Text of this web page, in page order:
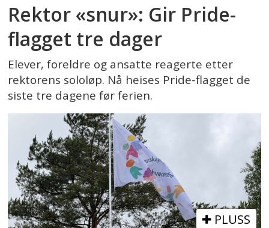
Rektor «snur»: Gir Pride-
flagget tre dager
Elever, foreldre og ansatte reagerte etter
rektorens sololøp. Nå heises Pride-flagget de
siste tre dagene før ferien.
PLUSS